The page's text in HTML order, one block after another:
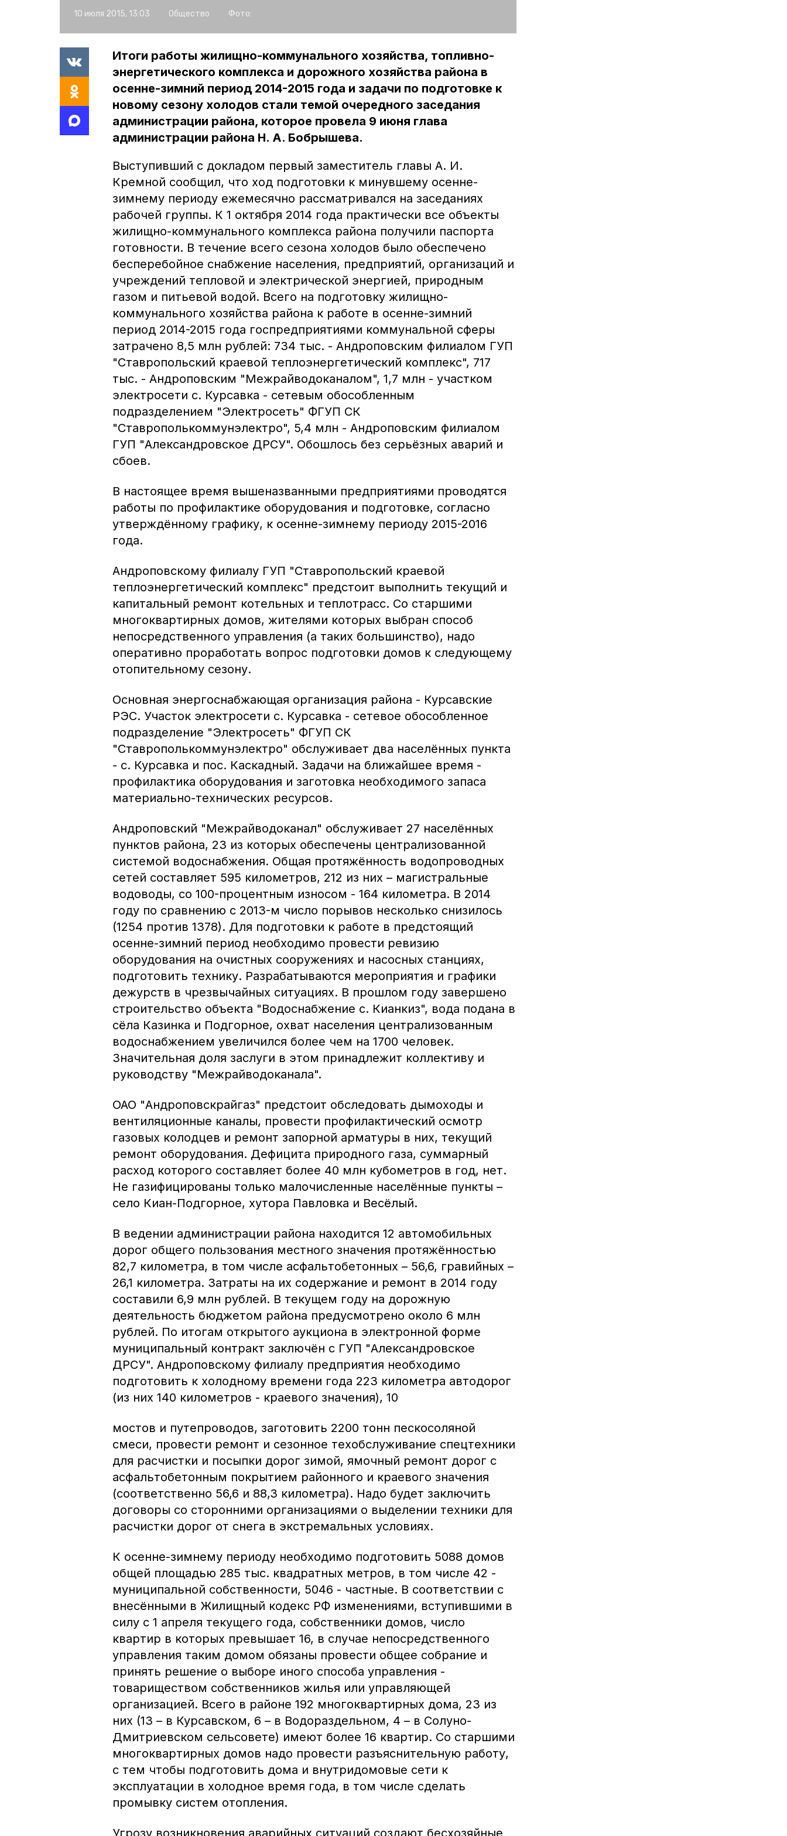
10 июля 2015, 13:03 Общество Фото:
Итоги работы жилищно-коммунального хозяйства, топливно-
энергетического комплекса и дорожного хозяйства района в
осенне-зимний период 2014-2015 года и задачи по подготовке к
новому сезону холодов стали темой очередного заседания
администрации района, которое провела 9 июня глава
администрации района Н. А. Бобрышева.
Выступивший с докладом первый заместитель главы А. И.
Кремной сообщил, что ход подготовки к минувшему осенне-
зимнему периоду ежемесячно рассматривался на заседаниях
рабочей группы. К 1 октября 2014 года практически все объекты
жилищно-коммунального комплекса района получили паспорта
готовности. В течение всего сезона холодов было обеспечено
бесперебойное снабжение населения, предприятий, организаций и
учреждений тепловой и электрической энергией, природным
газом и питьевой водой. Всего на подготовку жилищно-
коммунального хозяйства района к работе в осенне-зимний
период 2014-2015 года госпредприятиями коммунальной сферы
затрачено 8,5 млн рублей: 734 тыс. - Андроповским филиалом ГУП
"Ставропольский краевой теплоэнергетический комплекс", 717
тыс. - Андроповским "Межрайводоканалом", 1,7 млн - участком
электросети с. Курсавка - сетевым обособленным
подразделением "Электросеть" ФГУП СК
"Ставрополькоммунэлектро", 5,4 млн - Андроповским филиалом
ГУП "Александровское ДРСУ". Обошлось без серьёзных аварий и
сбоев.
В настоящее время вышеназванными предприятиями проводятся
работы по профилактике оборудования и подготовке, согласно
утверждённому графику, к осенне-зимнему периоду 2015-2016
года.
Андроповскому филиалу ГУП "Ставропольский краевой
теплоэнергетический комплекс" предстоит выполнить текущий и
капитальный ремонт котельных и теплотрасс. Со старшими
многоквартирных домов, жителями которых выбран способ
непосредственного управления (а таких большинство), надо
оперативно проработать вопрос подготовки домов к следующему
отопительному сезону.
Основная энергоснабжающая организация района - Курсавские
РЭС. Участок электросети с. Курсавка - сетевое обособленное
подразделение "Электросеть" ФГУП СК
"Ставрополькоммунэлектро" обслуживает два населённых пункта
- с. Курсавка и пос. Каскадный. Задачи на ближайшее время -
профилактика оборудования и заготовка необходимого запаса
материально-технических ресурсов.
Андроповский "Межрайводоканал" обслуживает 27 населённых
пунктов района, 23 из которых обеспечены централизованной
системой водоснабжения. Общая протяжённость водопроводных
сетей составляет 595 километров, 212 из них – магистральные
водоводы, со 100-процентным износом - 164 километра. В 2014
году по сравнению с 2013-м число порывов несколько снизилось
(1254 против 1378). Для подготовки к работе в предстоящий
осенне-зимний период необходимо провести ревизию
оборудования на очистных сооружениях и насосных станциях,
подготовить технику. Разрабатываются мероприятия и графики
дежурств в чрезвычайных ситуациях. В прошлом году завершено
строительство объекта "Водоснабжение с. Кианкиз", вода подана в
сёла Казинка и Подгорное, охват населения централизованным
водоснабжением увеличился более чем на 1700 человек.
Значительная доля заслуги в этом принадлежит коллективу и
руководству "Межрайводоканала".
ОАО "Андроповскрайгаз" предстоит обследовать дымоходы и
вентиляционные каналы, провести профилактический осмотр
газовых колодцев и ремонт запорной арматуры в них, текущий
ремонт оборудования. Дефицита природного газа, суммарный
расход которого составляет более 40 млн кубометров в год, нет.
Не газифицированы только малочисленные населённые пункты –
село Киан-Подгорное, хутора Павловка и Весёлый.
В ведении администрации района находится 12 автомобильных
дорог общего пользования местного значения протяжённостью
82,7 километра, в том числе асфальтобетонных – 56,6, гравийных –
26,1 километра. Затраты на их содержание и ремонт в 2014 году
составили 6,9 млн рублей. В текущем году на дорожную
деятельность бюджетом района предусмотрено около 6 млн
рублей. По итогам открытого аукциона в электронной форме
муниципальный контракт заключён с ГУП "Александровское
ДРСУ". Андроповскому филиалу предприятия необходимо
подготовить к холодному времени года 223 километра автодорог
(из них 140 километров - краевого значения), 10
мостов и путепроводов, заготовить 2200 тонн пескосоляной
смеси, провести ремонт и сезонное техобслуживание спецтехники
для расчистки и посыпки дорог зимой, ямочный ремонт дорог с
асфальтобетонным покрытием районного и краевого значения
(соответственно 56,6 и 88,3 километра). Надо будет заключить
договоры со сторонними организациями о выделении техники для
расчистки дорог от снега в экстремальных условиях.
К осенне-зимнему периоду необходимо подготовить 5088 домов
общей площадью 285 тыс. квадратных метров, в том числе 42 -
муниципальной собственности, 5046 - частные. В соответствии с
внесёнными в Жилищный кодекс РФ изменениями, вступившими в
силу с 1 апреля текущего года, собственники домов, число
квартир в которых превышает 16, в случае непосредственного
управления таким домом обязаны провести общее собрание и
принять решение о выборе иного способа управления -
товариществом собственников жилья или управляющей
организацией. Всего в районе 192 многоквартирных дома, 23 из
них (13 – в Курсавском, 6 – в Водораздельном, 4 – в Солуно-
Дмитриевском сельсовете) имеют более 16 квартир. Со старшими
многоквартирных домов надо провести разъяснительную работу,
с тем чтобы подготовить дома и внутридомовые сети к
эксплуатации в холодное время года, в том числе сделать
промывку систем отопления.
Угрозу возникновения аварийных ситуаций создают бесхозяйные